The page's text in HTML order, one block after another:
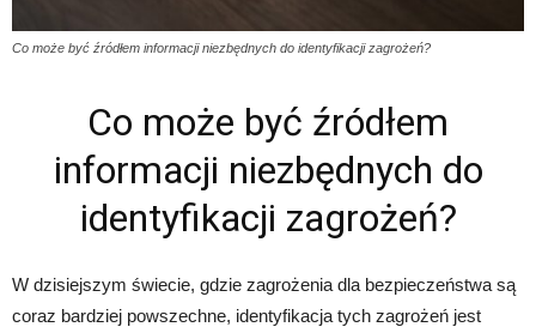
Co może być źródłem informacji niezbędnych do identyfikacji zagrożeń?
Co może być źródłem
informacji niezbędnych do
identyfikacji zagrożeń?
W dzisiejszym świecie, gdzie zagrożenia dla bezpieczeństwa są
coraz bardziej powszechne, identyfikacja tych zagrożeń jest